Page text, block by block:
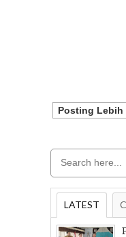
Posting Lebih
LATEST